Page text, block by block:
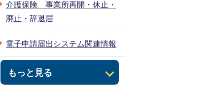
もっと見る
介護保険 事業所再開・休止・
廃止・辞退届
電子申請届出システム関連情報